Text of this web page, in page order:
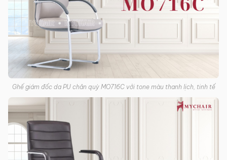
Ghế giám đốc da PU chân quỳ MO716C với tone màu thanh lịch, tinh tế